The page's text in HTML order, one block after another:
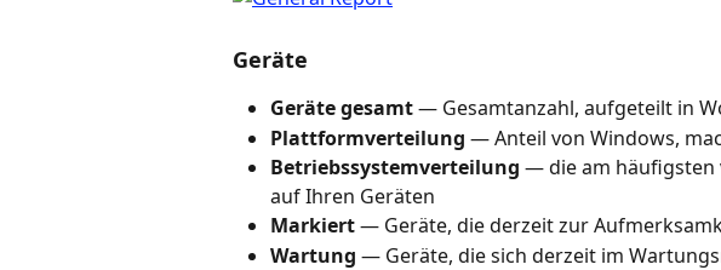
Geräte
Geräte gesamt — Gesamtanzahl, aufgeteilt in
Plattformverteilung — Anteil von Windows,
Betriebssystemverteilung — die am häufigsten
auf Ihren Geräten
Markiert — Geräte, die derzeit zur
Wartung — Geräte, die sich derzeit im